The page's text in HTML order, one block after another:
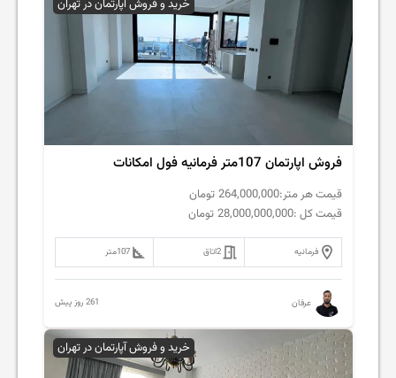
خرید و فروش آپارتمان در تهران
فروش اپارتمان 107متر فرمانیه فول امکانات
قیمت هر متر:264,000,000 تومان
قیمت کل :28,000,000,000 تومان
فرمانیه 2اتاق 107متر
عرفان 261 روز پیش
خرید و فروش آپارتمان در تهران